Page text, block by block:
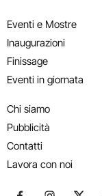
Eventi e Mostre
Inaugurazioni
Finissage
Eventi in giornata
Chi siamo
Pubblicità
Contatti
Lavora con noi
Seguici suSeguici su